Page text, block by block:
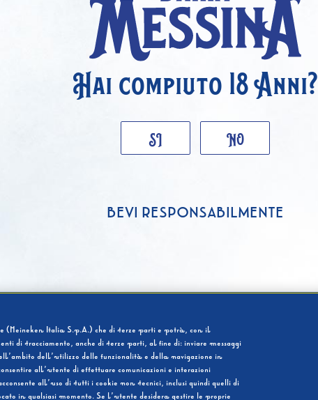
Hai compiuto 18 Anni?
SI NO
BEVI RESPONSABILMENTE
(Heineken Italia S.p.A.) che di terze parti e potrà, con il
di tracciamento, anche di terze parti, al fine di: inviare messaggi
dell’utilizzo delle funzionalità e della navigazione in
all’utente di effettuare comunicazioni e interazioni
all’uso di tutti i cookie non tecnici, inclusi quindi quelli di
in qualsiasi momento. Se l’utente desidera gestire le proprie